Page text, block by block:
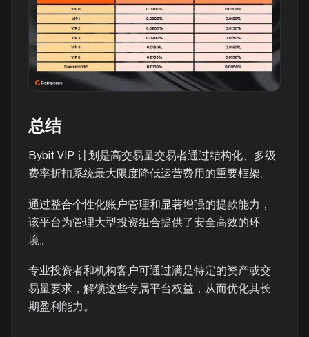
总结
Bybit VIP 计划是高交易量交易者通过结构化、多级
费率折扣系统最大限度降低运营费用的重要框架。
通过整合个性化账户管理和显著增强的提款能力，
该平台为管理大型投资组合提供了安全高效的环
境。
专业投资者和机构客户可通过满足特定的资产或交
易量要求，解锁这些专属平台权益，从而优化其长
期盈利能力。